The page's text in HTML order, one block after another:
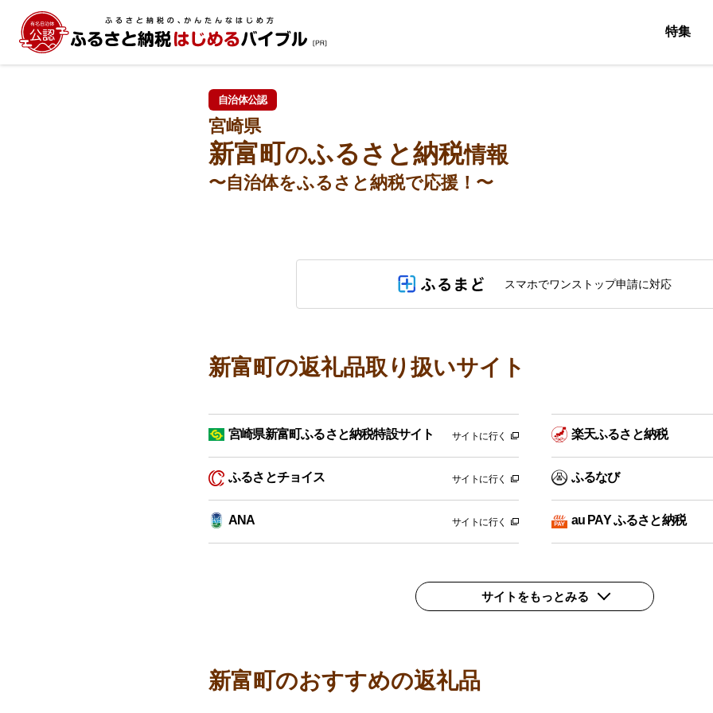
特集
自治体公認
宮崎県
新富町のふるさと納税情報
〜自治体をふるさと納税で応援！〜
スマホでワンストップ申請に対応
新富町の返礼品取り扱いサイト
宮崎県新富町ふるさと納税特設サイト サイトに行く 楽天ふるさと納税
ふるさとチョイス サイトに行く ふるなび
ANA サイトに行く au PAY ふるさと納税
サイトをもっとみる
新富町のおすすめの返礼品